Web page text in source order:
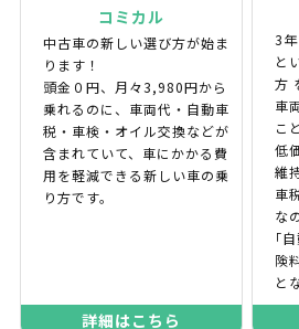
コミカル
中古車の新しい選び方が始ま
ります！
頭金０円、月々3,980円から
乗れるのに、車両代・自動車
税・車検・オイル交換などが
含まれていて、車にかかる費
用を軽減できる新しい車の乗
り方です。
詳細はこちら
3
と
方
車
こ
低
維
車
な
｢
険
と